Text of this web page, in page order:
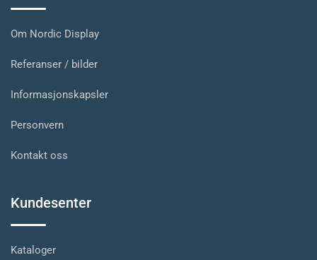
Om Nordic Display
Referanser / bilder
Informasjonskapsler
Personvern
Kontakt oss
Kundesenter
Kataloger